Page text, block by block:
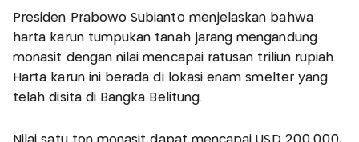
Presiden Prabowo Subianto menjelaskan bahwa
harta karun tumpukan tanah jarang mengandung
monasit dengan nilai mencapai ratusan triliun rupiah.
Harta karun ini berada di lokasi enam smelter yang
telah disita di Bangka Belitung.